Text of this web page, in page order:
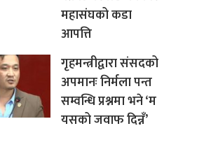
महासंघको कडा
आपत्ति
गृहमन्त्रीद्वारा संसदको
अपमानः निर्मला पन्त
सम्वन्धि प्रश्नमा भने ‘म
यसको जवाफ दिन्नँ’